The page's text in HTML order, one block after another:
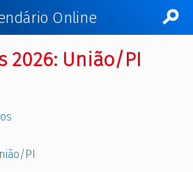
Online
2026: União/PI
PI